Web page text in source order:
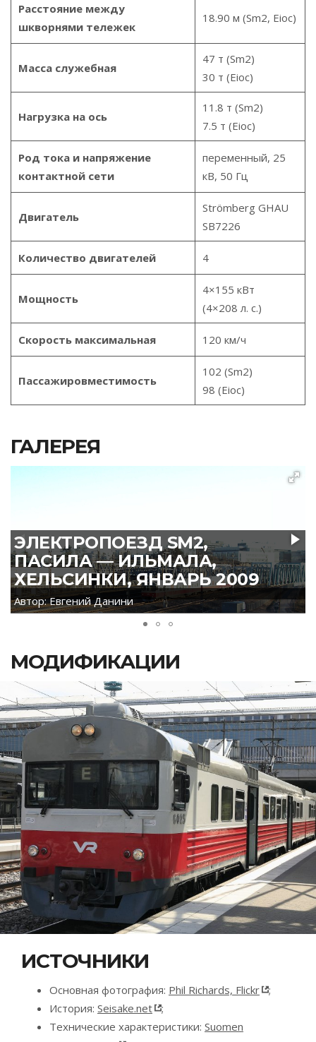
Расстояние между
шкворнями тележек
18.90 м (Sm2, Eioc)
Масса служебная
47 т (Sm2)
30 т (Eioc)
Нагрузка на ось
11.8 т (Sm2)
7.5 т (Eioc)
Род тока и напряжение
контактной сети
переменный, 25
кВ, 50 Гц
Двигатель
Strömberg GHAU
SB7226
Количество двигателей 4
Мощность
4×155 кВт
(4×208 л. с.)
Скорость максимальная 120 км/ч
Пассажировместимость
102 (Sm2)
98 (Eioc)
ГАЛЕРЕЯ
ЭЛЕКТРОПОЕЗД SM2,
ПАСИЛА — ИЛЬМАЛА,
ХЕЛЬСИНКИ, ЯНВАРЬ 2009
Автор: Евгений Данини
МОДИФИКАЦИИ
ИСТОЧНИКИ
Основная фотография: Phil Richards, Flickr
;
История: Seisake.net
;
Технические характеристики: Suomen